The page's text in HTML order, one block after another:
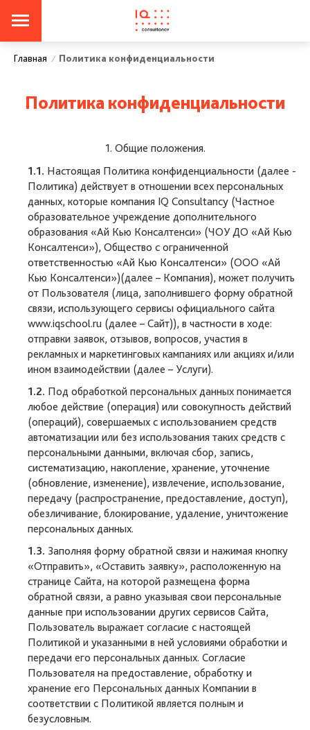
Главная / Политика конфиденциальности
Политика конфиденциальности
1. Общие положения.
1.1. Настоящая Политика конфиденциальности (далее -
Политика) действует в отношении всех персональных
данных, которые компания IQ Consultancy (Частное
образовательное учреждение дополнительного
образования «Ай Кью Консалтенси» (ЧОУ ДО «Ай Кью
Консалтенси»), Общество с ограниченной
ответственностью «Ай Кью Консалтенси» (ООО «Ай
Кью Консалтенси»)(далее – Компания), может получить
от Пользователя (лица, заполнившего форму обратной
связи, использующего сервисы официального сайта
www.iqschool.ru (далее – Сайт)), в частности в ходе:
отправки заявок, отзывов, вопросов, участия в
рекламных и маркетинговых кампаниях или акциях и/или
ином взаимодействии (далее – Услуги).
1.2. Под обработкой персональных данных понимается
любое действие (операция) или совокупность действий
(операций), совершаемых с использованием средств
автоматизации или без использования таких средств с
персональными данными, включая сбор, запись,
систематизацию, накопление, хранение, уточнение
(обновление, изменение), извлечение, использование,
передачу (распространение, предоставление, доступ),
обезличивание, блокирование, удаление, уничтожение
персональных данных.
1.3. Заполняя форму обратной связи и нажимая кнопку
«Отправить», «Оставить заявку», расположенную на
странице Сайта, на которой размещена форма
обратной связи, а равно указывая свои персональные
данные при использовании других сервисов Сайта,
Пользователь выражает согласие с настоящей
Политикой и указанными в ней условиями обработки и
передачи его персональных данных. Согласие
Пользователя на предоставление, обработку и
хранение его Персональных данных Компании в
соответствии с Политикой является полным и
безусловным.